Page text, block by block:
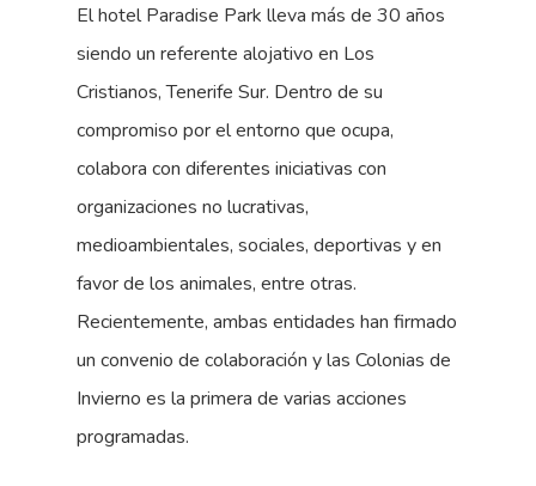
El hotel Paradise Park lleva más de 30 años
siendo un referente alojativo en Los
Cristianos, Tenerife Sur. Dentro de su
compromiso por el entorno que ocupa,
colabora con diferentes iniciativas con
organizaciones no lucrativas,
medioambientales, sociales, deportivas y en
favor de los animales, entre otras.
Recientemente, ambas entidades han firmado
un convenio de colaboración y las Colonias de
Invierno es la primera de varias acciones
programadas.